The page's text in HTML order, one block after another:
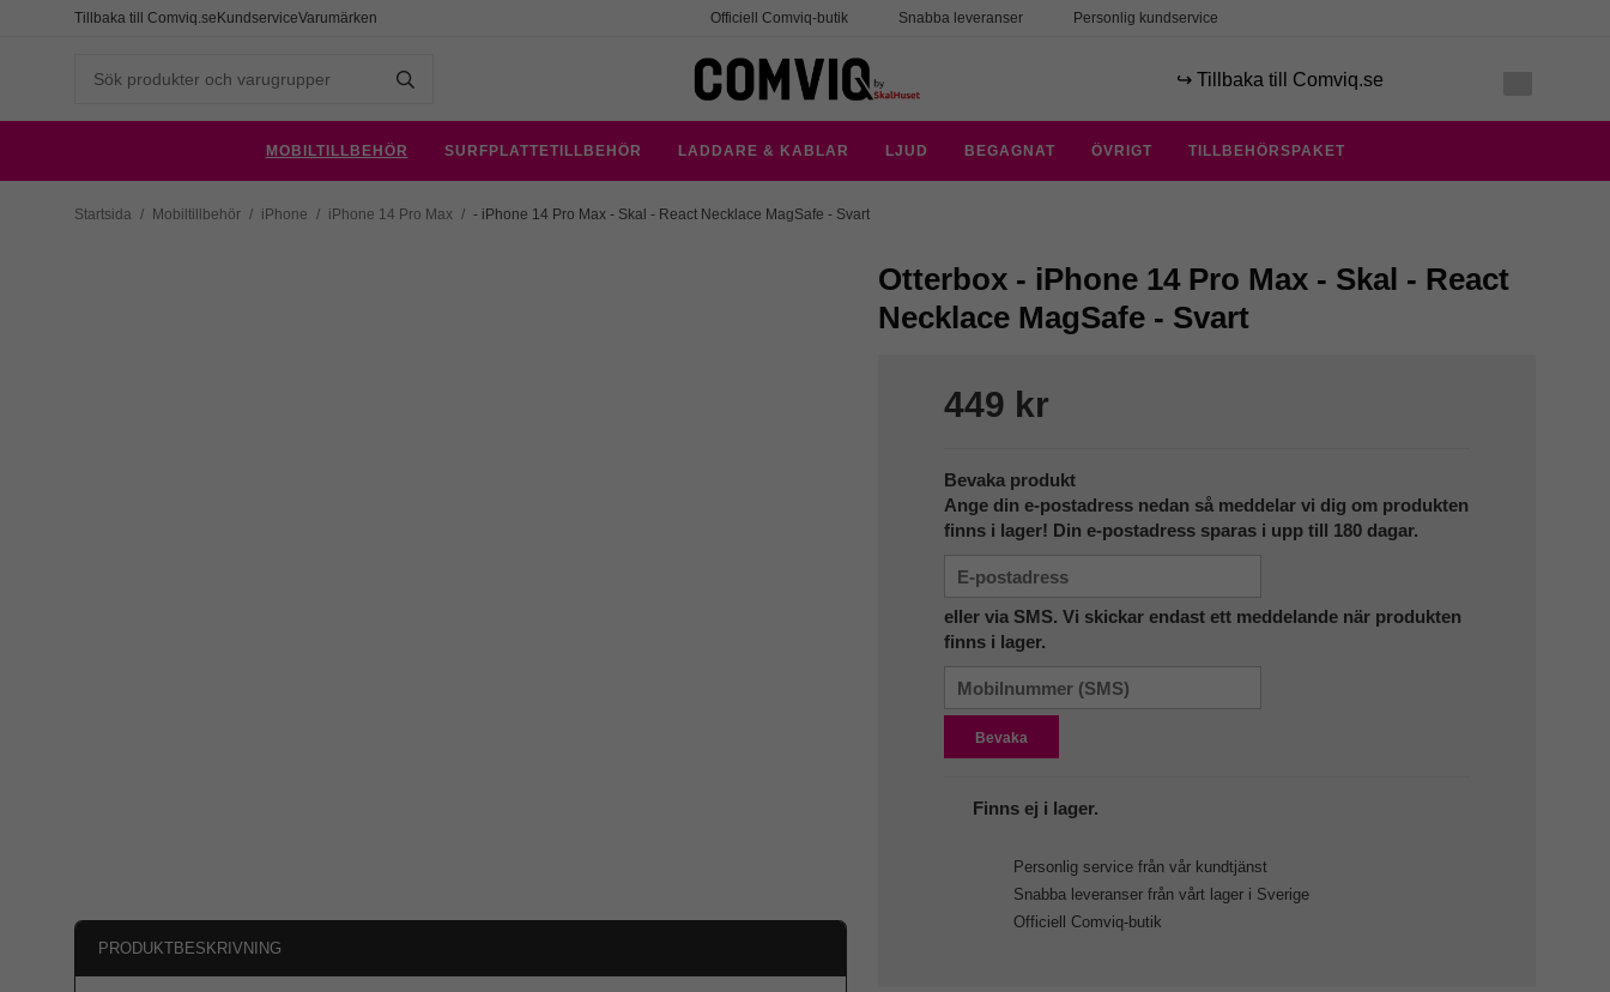
Tillbaka till Comviq.seKundserviceVarumärken Officiell Comviq-butik Snabba leveranser Personlig kundservice
↪️ Tillbaka till Comviq.se
MOBILTILLBEHÖR SURFPLATTETILLBEHÖR LADDARE & KABLAR LJUD BEGAGNAT ÖVRIGT TILLBEHÖRSPAKET
Startsida / Mobiltillbehör / iPhone / iPhone 14 Pro Max / - iPhone 14 Pro Max - Skal - React Necklace MagSafe - Svart
Otterbox - iPhone 14 Pro Max - Skal - React
Necklace MagSafe - Svart
449 kr
Bevaka produkt
Ange din e-postadress nedan så meddelar vi dig om produkten
finns i lager! Din e-postadress sparas i upp till 180 dagar.
eller via SMS. Vi skickar endast ett meddelande när produkten
finns i lager.
Bevaka
Finns ej i lager.
Personlig service från vår kundtjänst
Snabba leveranser från vårt lager i Sverige
Officiell Comviq-butik
PRODUKTBESKRIVNING